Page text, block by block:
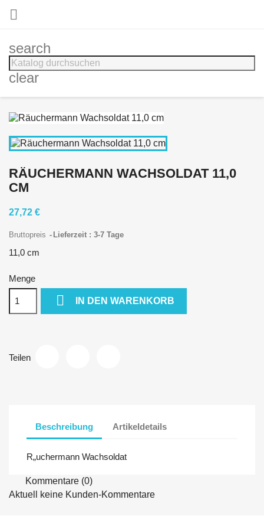

search
clear
RÄUCHERMANN WACHSOLDAT 11,0
CM
27,72 €
Bruttopreis Lieferzeit : 3-7 Tage
11,0 cm
Menge
 IN DEN WARENKORB
Teilen
Beschreibung Artikeldetails
R„uchermann Wachsoldat
Kommentare (0)
Aktuell keine Kunden-Kommentare